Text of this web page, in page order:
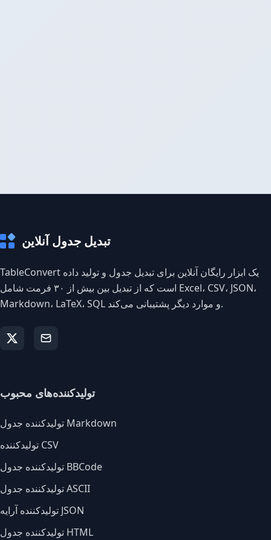
تبدیل جدول آنلاین
TableConvert یک ابزار رایگان آنلاین برای تبدیل جدول و تولید داده
است که از تبدیل بین بیش از ۳۰ فرمت شامل Excel، CSV، JSON،
Markdown، LaTeX، SQL و موارد دیگر پشتیبانی می‌کند.
تولیدکننده‌های محبوب
تولیدکننده جدول Markdown
تولیدکننده CSV
تولیدکننده جدول BBCode
تولیدکننده جدول ASCII
تولیدکننده آرایه JSON
تولیدکننده جدول HTML